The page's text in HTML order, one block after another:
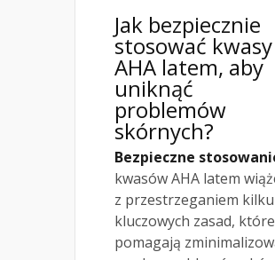
Jak bezpiecznie
stosować kwasy
AHA latem, aby
uniknąć
problemów
skórnych?
Bezpieczne
kwasów AHA latem
z przestrzeganiem kilku
kluczowych zasad, które
pomagają